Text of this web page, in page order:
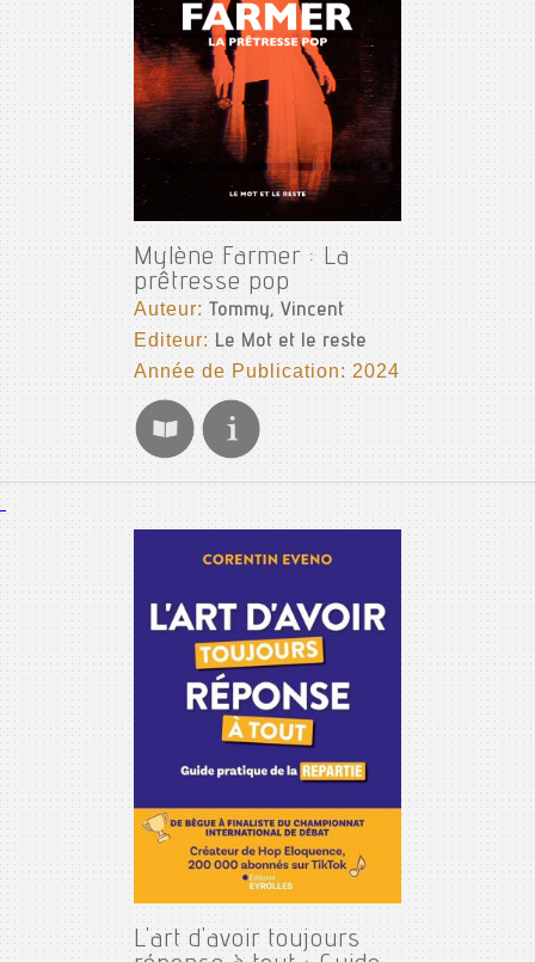
Mylène Farmer : La
prêtresse pop
Auteur:Tommy, Vincent
Editeur: Le Mot et le reste
Année de Publication: 2024
L'art d'avoir toujours